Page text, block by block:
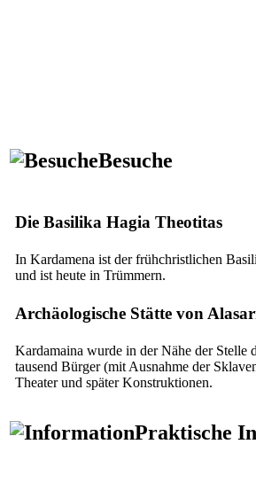
Besuche
Die Basilika Hagia Theotitas
In Kardamena ist der frühchristlichen
und ist heute in Trümmern.
Archäologische Stätte von
Kardamaina wurde in der Nähe der Stelle
tausend Bürger (mit Ausnahme der
Theater und später Konstruktionen.
Praktische